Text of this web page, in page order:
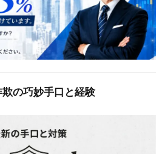
の巧妙手口と経験